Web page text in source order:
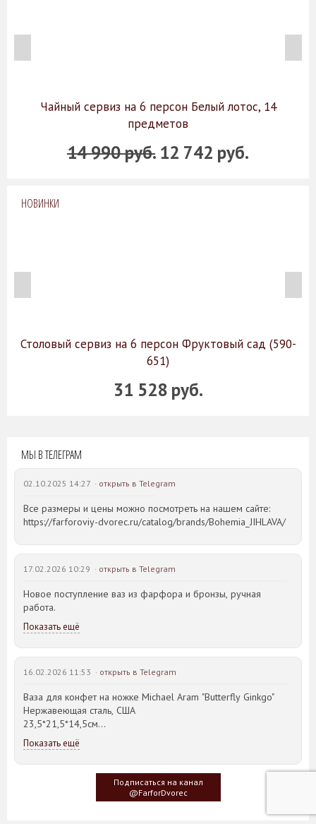
Чайный сервиз на 6 персон Белый лотос, 14
предметов
14 990 руб. 12 742 руб.
НОВИНКИ
Столовый сервиз на 6 персон Фруктовый сад (590-
651)
31 528 руб.
МЫ В ТЕЛЕГРАМ
02.10.2025 14:27 · открыть в Telegram
Все размеры и цены можно посмотреть на нашем сайте:
https://farforoviy-dvorec.ru/catalog/brands/Bohemia_JIHLAVA/
17.02.2026 10:29 · открыть в Telegram
Новое поступление ваз из фарфора и бронзы, ручная
работа.
Показать ещё
16.02.2026 11:53 · открыть в Telegram
Ваза для конфет на ножке Michael Aram "Butterfly Ginkgo"
Нержавеющая сталь, США
23,5*21,5*14,5см
Идея такого дизайна предметов сервировки стола пришла
создателю, когда он впервые увидел дерево Гинкго Билоба,
у которого растут двойные листья, напоминающие крылья
Показать ещё
Подписаться на канал
@FarforDvorec